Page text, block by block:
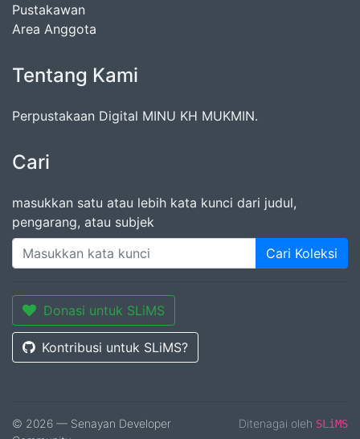
Pustakawan
Area Anggota
Tentang Kami
Perpustakaan Digital MINU KH MUKMIN.
Cari
masukkan satu atau lebih kata kunci dari judul,
pengarang, atau subjek
Cari Koleksi
Donasi untuk SLiMS
Kontribusi untuk SLiMS?
© 2026 — Senayan Developer
Ditenagai oleh SLiMS